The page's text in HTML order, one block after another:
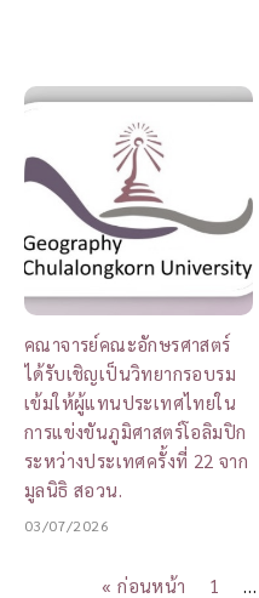
คณาจารย์คณะอักษรศาสตร์
ได้รับเชิญเป็นวิทยากรอบรม
เข้มให้ผู้แทนประเทศไทยใน
การแข่งขันภูมิศาสตร์โอลิมปิก
ระหว่างประเทศครั้งที่ 22 จาก
มูลนิธิ สอวน.
03/07/2026
« ก่อนหน้า 1 …